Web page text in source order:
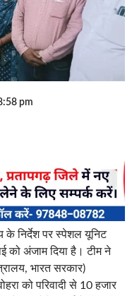
pm
के निर्देश पर स्पेशल यूनिट
को अंजाम दिया है। टीम ने
भारत सरकार)
को परिवादी से 10 हजार